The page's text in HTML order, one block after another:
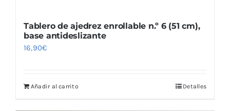
Tablero de ajedrez enrollable n.º 6 (51 cm),
base antideslizante
16,90€
Añadir al carrito Detalles